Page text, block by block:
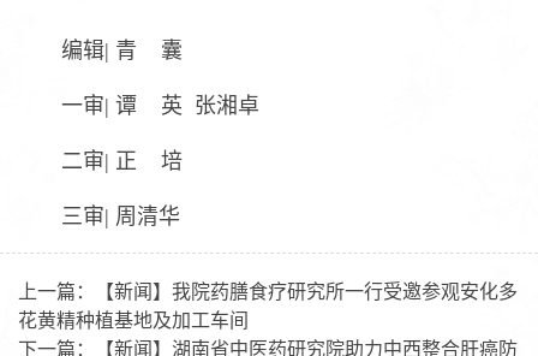
编辑| 青 囊
一审| 谭 英 张湘卓
二审| 正 培
三审| 周清华
上一篇：
【新闻】我院药膳食疗研究所一行受邀参观安化多
花黄精种植基地及加工车间
下一篇：
【新闻】湖南省中医药研究院助力中西整合肝癌防